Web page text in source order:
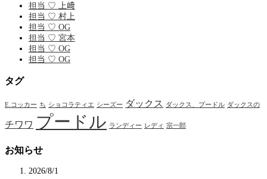
担当 ♡ 上﨑
担当 ♡ 村上
担当 ♡ OG
担当 ♡ 宮本
担当 ♡ OG
担当 ♡ OG
タグ
E.コッカー ち ショコラティエ シーズー ダックス ダックス、プードル ダックスの
チワワ プードル ランディー レディ 宗一郎
お知らせ
2026/8/1